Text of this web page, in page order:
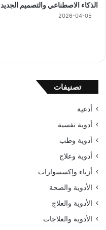
الذكاء الاصطناعي والتصميم الجديد
2026-04-05
تصنيفات
أدعية
أدوية نفسية
أدوية وطب
أدوية وعلاج
أزياء وإكسسوارات
الأدوية والصحة
الأدوية والعلاج
الأدوية والعلاجات